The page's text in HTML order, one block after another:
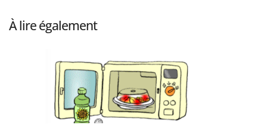
À lire également